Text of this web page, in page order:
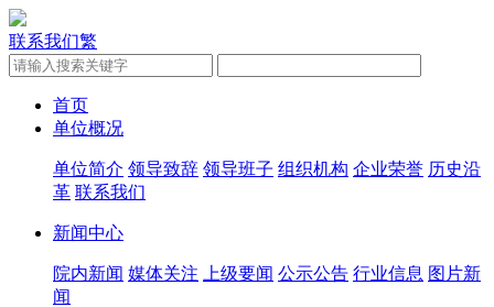
联系我们繁
首页
单位概况
单位简介 领导致辞 领导班子 组织机构 企业荣誉 历史沿
革 联系我们
新闻中心
院内新闻 媒体关注 上级要闻 公示公告 行业信息 图片新
闻